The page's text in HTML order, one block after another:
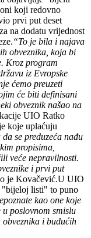
koji redovno
prvi put deset
na dodatu vrijednost
“To je bila i najava
obveznika, koja bi
Kroz program
iz Evropske
ćemo preuzeti
će biti definisani
obveznik našao na
UIO Ratko
koje uplaćuju
se preduzeća nađu
propisima,
veće nepravilnosti.
i prvi put
je Kovačević.U UIO
"bijeloj listi" to puno
kao one koje
poslovnom smislu
i budućih